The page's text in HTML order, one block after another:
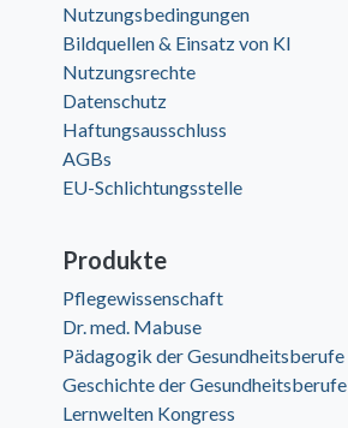
Nutzungsbedingungen
Bildquellen & Einsatz von KI
Nutzungsrechte
Datenschutz
Haftungsausschluss
AGBs
EU-Schlichtungsstelle
Produkte
Pflegewissenschaft
Dr. med. Mabuse
Pädagogik der Gesundheitsberufe
Geschichte der Gesundheitsberufe
Lernwelten Kongress